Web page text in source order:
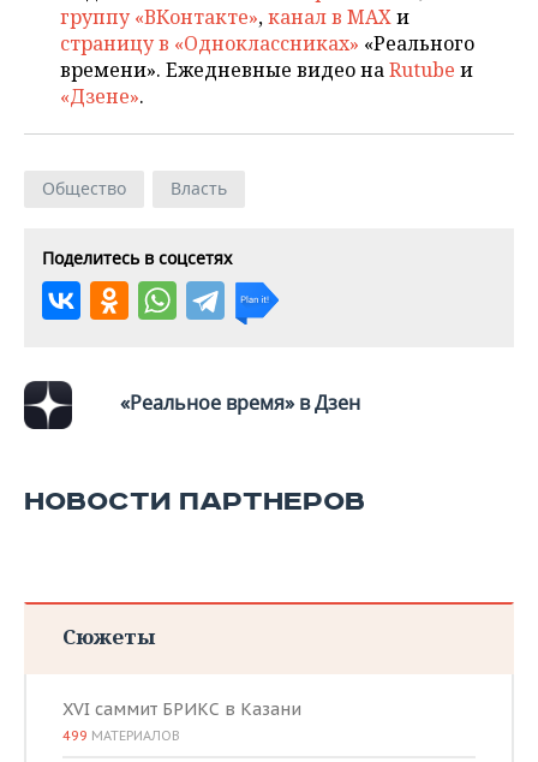
группу «ВКонтакте»,канал в MAXи
страницу в «Одноклассниках» «Реального
времени». Ежедневные видео наRutube и
«Дзене».
Общество Власть
Поделитесь в соцсетях
«Реальное время» в Дзен
НОВОСТИ ПАРТНЕРОВ
Сюжеты
XVI саммит БРИКС в Казани
499 МАТЕРИАЛОВ